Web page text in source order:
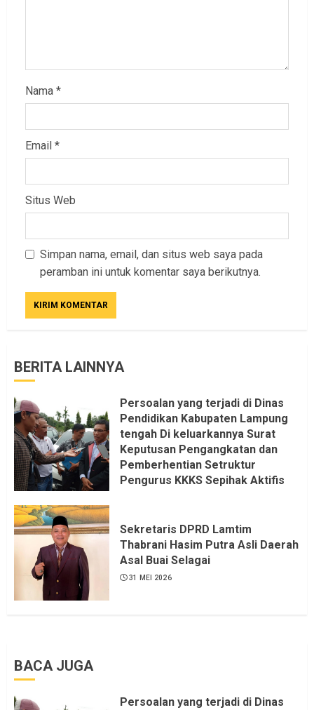
Nama *
Email *
Situs Web
Simpan nama, email, dan situs web saya pada
peramban ini untuk komentar saya berikutnya.
BERITA LAINNYA
Persoalan yang terjadi di Dinas
Pendidikan Kabupaten Lampung
tengah Di keluarkannya Surat
Keputusan Pengangkatan dan
Pemberhentian Setruktur
Pengurus KKKS Sepihak Aktifis
Dapat saya pastikan penuh Unsur
KKN, dan Unsur Politik.
6 AGUSTUS 2026
Sekretaris DPRD Lamtim
Thabrani Hasim Putra Asli Daerah
Asal Buai Selagai
31 MEI 2026
BACA JUGA
Persoalan yang terjadi di Dinas